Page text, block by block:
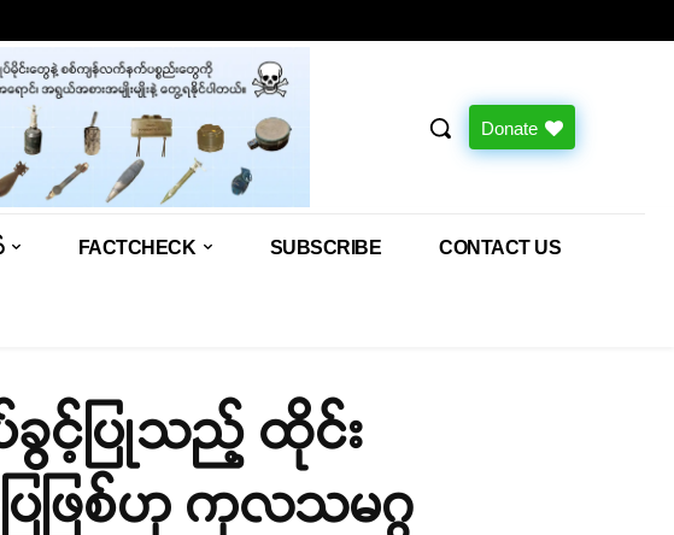
Donate
FACTCHECK SUBSCRIBE CONTACT US
ခွင့်ပြုသည့် ထိုင်း
ဖြစ်ဟု ကုလသမဂ္ဂ